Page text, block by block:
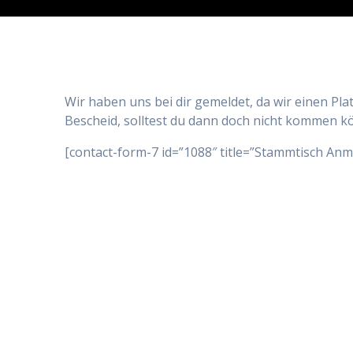
Wir haben uns bei dir gemeldet, da wir einen
Bescheid, solltest du dann doch nicht kommen
[contact-form-7 id=”1088″ title=”Stammtisch